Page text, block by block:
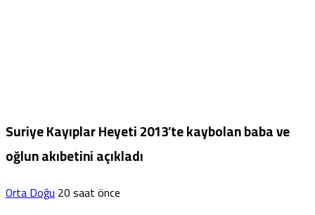
Suriye Kayıplar Heyeti 2013’te kaybolan baba ve
oğlun akıbetini açıkladı
Orta Doğu20 saat önce